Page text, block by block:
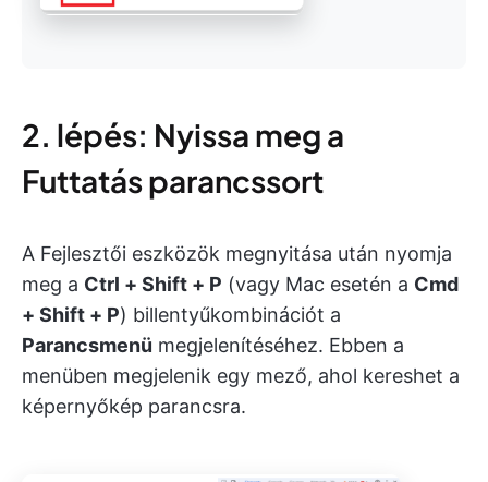
2. lépés: Nyissa meg a
Futtatás parancssort
A Fejlesztői eszközök megnyitása után nyomja
meg a Ctrl + Shift + P (vagy Mac esetén a Cmd
+ Shift + P) billentyűkombinációt a
Parancsmenü megjelenítéséhez. Ebben a
menüben megjelenik egy mező, ahol kereshet a
képernyőkép parancsra.